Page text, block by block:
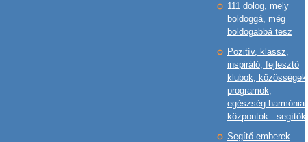
111 dolog, mely
boldoggá, még
boldogabbá tesz
Pozitív, klassz,
inspiráló, fejlesztő
klubok, közösségek,
programok,
egészség-harmónia
központok - segítők
Segítő emberek